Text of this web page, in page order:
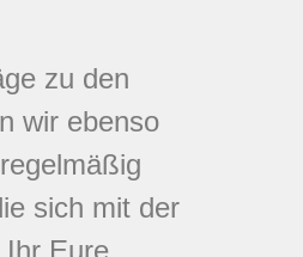
zu den
wir ebenso
sich mit der
Eure